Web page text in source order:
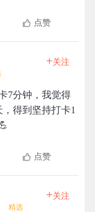
点赞
+关注
7分钟，我觉得
得到坚持打卡1
点赞
精选
+关注